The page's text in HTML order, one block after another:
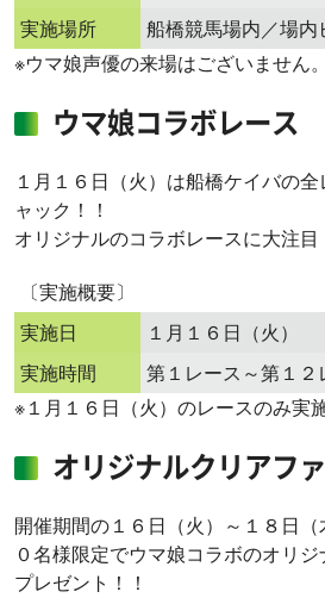
実施場所
船橋競馬場内／場
※ウマ娘声優の来場はございません。
ウマ娘コラボレース
１月１６日（火）は船橋ケイバの
ャック！！
オリジナルのコラボレースに大注目
〔実施概要〕
実施日
１月１６日（火）
実施時間
第１レース～第１２
※１月１６日（火）のレースのみ実
オリジナルクリアフ
開催期間の１６日（火）～１８日
０名様限定でウマ娘コラボのオリ
プレゼント！！